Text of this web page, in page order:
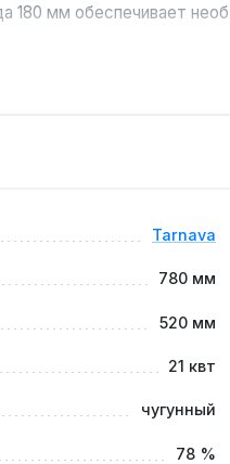
180 мм обеспечивает
источника тепла в
Tarnava
780 мм
520 мм
21 квт
чугунный
78 %